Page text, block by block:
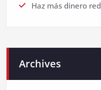
Haz más dinero
Archives